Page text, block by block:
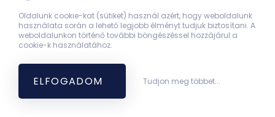
segítség több szakember különböző
technikájának a megfigyelése, elemzése.
Oldalunk cookie-kat (sütiket) használ azért, hogy weboldalunk
használata során a lehető legjobb élményt tudjuk biztosítani. A
weboldalunkon történő további böngészéssel hozzájárul a
cookie-k használatához.
ELFOGADOM Tudjon meg többet...